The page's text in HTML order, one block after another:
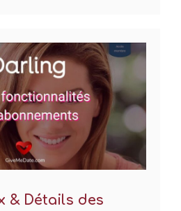
& Détails des